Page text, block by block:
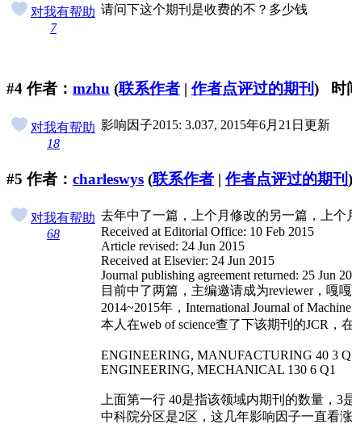
对我有帮助
7
请问下这个期刊是收费的不？多少钱
#4作者： mzhu (联系作者 |作者点评过的期刊) 时
对我有帮助
18
影响因子2015: 3.037, 2015年6月21日更新
#5 作者： charleswys (联系作者 |作者点评过的期刊
对我有帮助
68
去年中了一篇，上个月修改的另一篇，上个
Received at Editorial Office: 10 Feb 2015
Article revised: 24 Jun 2015
Received at Elsevier: 24 Jun 2015
Journal publishing agreement returned: 25 Jun
目前中了两篇，主编邀请成为reviewer，嘎嘎
2014~2015年，International Journal of
本人在web of science查了下该期刊的JCR，
ENGINEERING, MANUFACTURING 40 3
ENGINEERING, MECHANICAL 130 6 Q1
上面第一行 40是指该领域内期刊的数量，
中科院分区是2区，这几年影响因子一直看